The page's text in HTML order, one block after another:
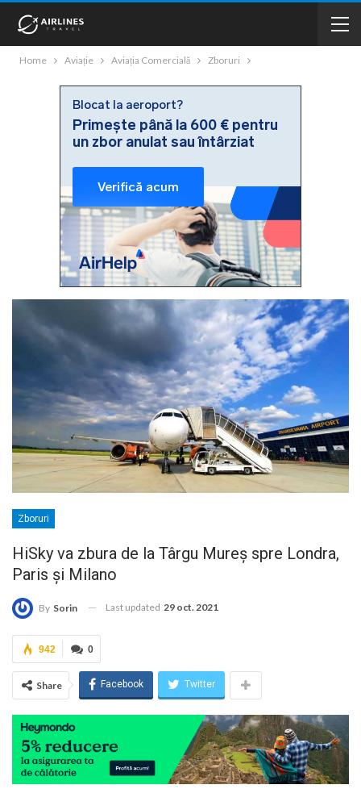
Home Aviație Aviația Comercială Zboruri
Zboruri
HiSky va zbura de la Târgu Mureș spre Londra,
Paris și Milano
By Sorin Last updated 29 oct. 2021
0
942
Share Facebook Twitter